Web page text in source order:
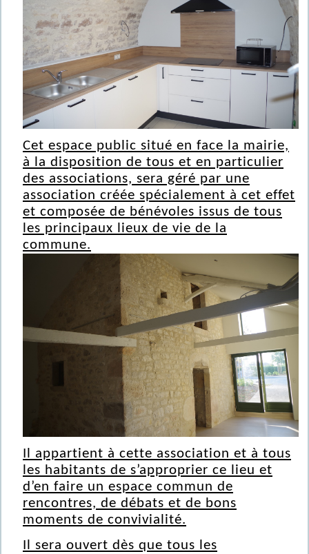
Cet espace public situé en face la mairie,
à la disposition de tous et en particulier
des associations, sera géré par une
association créée spécialement à cet effet
et composée de bénévoles issus de tous
les principaux lieux de vie de la
commune.
Il appartient à cette association et à tous
les habitants de s’approprier ce lieu et
d’en faire un espace commun de
rencontres, de débats et de bons
moments de convivialité.
Il sera ouvert dès que tous les